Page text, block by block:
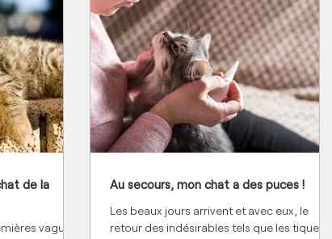
de la
vagues
Au secours, mon chat a des puces !
Les beaux jours arrivent et avec eux, le
retour des indésirables tels que les tiques et